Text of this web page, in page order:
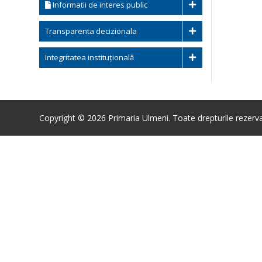
Informatii de interes public
Transparenta decizionala
Integritatea instituțională
Copyright © 2026 Primaria Ulmeni. Toate drepturile